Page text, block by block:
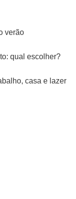
verão
qual escolher?
casa e lazer